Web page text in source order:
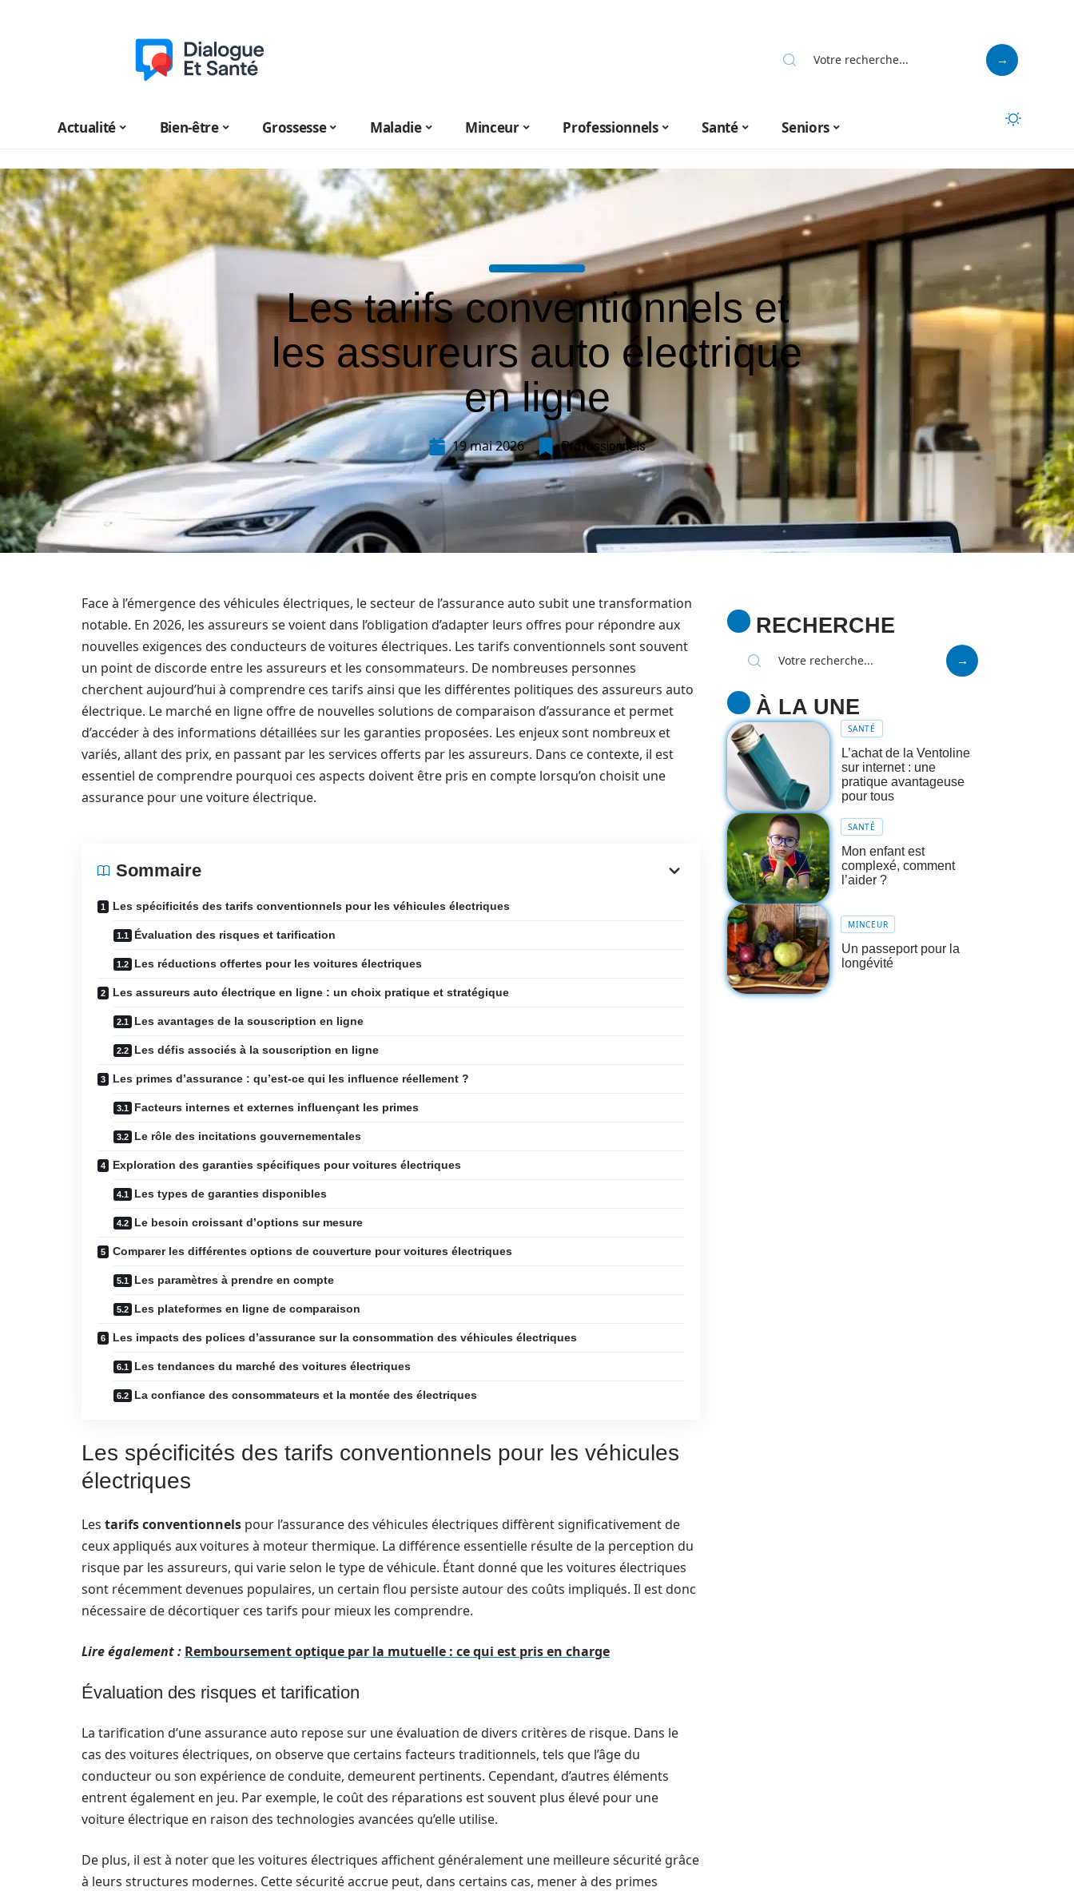
Actualité Bien-être Grossesse Maladie Minceur Professionnels Santé Seniors
Les tarifs conventionnels et
les assureurs auto électrique
en ligne
19 mai 2026 Professionnels
Face à l’émergence des véhicules électriques, le secteur de l’assurance auto subit une transformation
notable. En 2026, les assureurs se voient dans l’obligation d’adapter leurs offres pour répondre aux
nouvelles exigences des conducteurs de voitures électriques. Les tarifs conventionnels sont souvent
un point de discorde entre les assureurs et les consommateurs. De nombreuses personnes
cherchent aujourd’hui à comprendre ces tarifs ainsi que les différentes politiques des assureurs auto
électrique. Le marché en ligne offre de nouvelles solutions de comparaison d’assurance et permet
d’accéder à des informations détaillées sur les garanties proposées. Les enjeux sont nombreux et
variés, allant des prix, en passant par les services offerts par les assureurs. Dans ce contexte, il est
essentiel de comprendre pourquoi ces aspects doivent être pris en compte lorsqu’on choisit une
assurance pour une voiture électrique.
Sommaire
Les spécificités des tarifs conventionnels pour les véhicules électriques
Évaluation des risques et tarification
Les réductions offertes pour les voitures électriques
Les assureurs auto électrique en ligne : un choix pratique et stratégique
Les avantages de la souscription en ligne
Les défis associés à la souscription en ligne
Les primes d’assurance : qu’est-ce qui les influence réellement ?
Facteurs internes et externes influençant les primes
Le rôle des incitations gouvernementales
Exploration des garanties spécifiques pour voitures électriques
Les types de garanties disponibles
Le besoin croissant d’options sur mesure
Comparer les différentes options de couverture pour voitures électriques
Les paramètres à prendre en compte
Les plateformes en ligne de comparaison
Les impacts des polices d’assurance sur la consommation des véhicules électriques
Les tendances du marché des voitures électriques
La confiance des consommateurs et la montée des électriques
Les spécificités des tarifs conventionnels pour les véhicules
électriques
Les tarifs conventionnels pour l’assurance des véhicules électriques diffèrent significativement de
ceux appliqués aux voitures à moteur thermique. La différence essentielle résulte de la perception du
risque par les assureurs, qui varie selon le type de véhicule. Étant donné que les voitures électriques
sont récemment devenues populaires, un certain flou persiste autour des coûts impliqués. Il est donc
nécessaire de décortiquer ces tarifs pour mieux les comprendre.
Lire également : Remboursement optique par la mutuelle : ce qui est pris en charge
Évaluation des risques et tarification
La tarification d’une assurance auto repose sur une évaluation de divers critères de risque. Dans le
cas des voitures électriques, on observe que certains facteurs traditionnels, tels que l’âge du
conducteur ou son expérience de conduite, demeurent pertinents. Cependant, d’autres éléments
entrent également en jeu. Par exemple, le coût des réparations est souvent plus élevé pour une
voiture électrique en raison des technologies avancées qu’elle utilise.
De plus, il est à noter que les voitures électriques affichent généralement une meilleure sécurité grâce
à leurs structures modernes. Cette sécurité accrue peut, dans certains cas, mener à des primes
RECHERCHE
À LA UNE
SANTÉ
L’achat de la Ventoline
sur internet : une
pratique avantageuse
pour tous
SANTÉ
Mon enfant est
complexé, comment
l’aider ?
MINCEUR
Un passeport pour la
longévité